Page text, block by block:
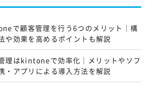
で顧客管理を行う6つのメリット｜構
や効果を高めるポイントも解説
理はkintoneで効率化｜メリットやソフ
・アプリによる導入方法を解説